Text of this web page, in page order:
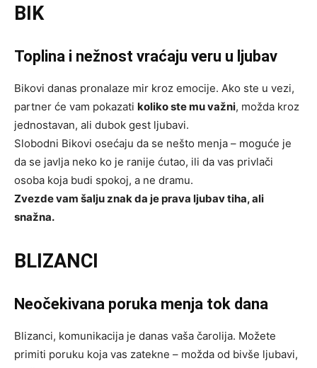
BIK
Toplina i nežnost vraćaju veru u ljubav
Bikovi danas pronalaze mir kroz emocije. Ako ste u vezi,
partner će vam pokazati koliko ste mu važni, možda kroz
jednostavan, ali dubok gest ljubavi.
Slobodni Bikovi osećaju da se nešto menja – moguće je
da se javlja neko ko je ranije ćutao, ili da vas privlači
osoba koja budi spokoj, a ne dramu.
Zvezde vam šalju znak da je prava ljubav tiha, ali
snažna.
BLIZANCI
Neočekivana poruka menja tok dana
Blizanci, komunikacija je danas vaša čarolija. Možete
primiti poruku koja vas zatekne – možda od bivše ljubavi,